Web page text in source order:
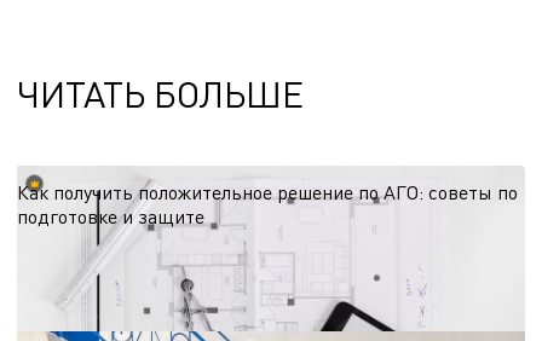
ЧИТАТЬ БОЛЬШЕ
Как получить положительное решение по АГО: советы по
подготовке и защите
Согласование архитектурно-градостроительного облика — этап, от которого
зависят сроки старта проекта. Делимся рекомендациями по подготовке к
процедуре с учётом региональных требований и эффективной коммуникации
с администрацией.
15.06.2026